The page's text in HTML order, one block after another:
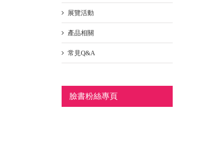
展覽活動
產品相關
常見Q&A
臉書粉絲專頁